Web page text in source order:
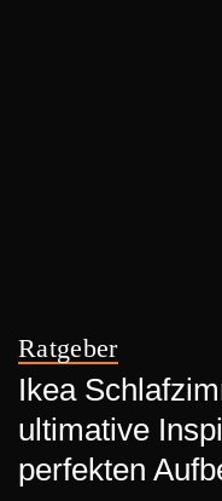
Ratgeber
Ikea
ultimative
perfekten